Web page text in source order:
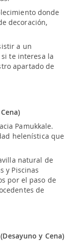
donde
decoración,
a un
te interesa la
apartado de
Pamukkale.
helenística que
natural de
y Piscinas
por el paso de
de
y Cena)